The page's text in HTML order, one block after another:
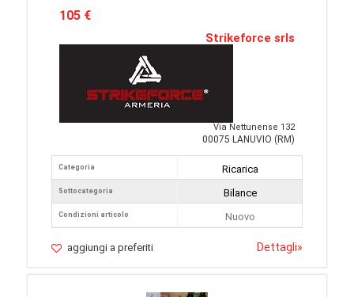
105 €
Strikeforce srls
Via Nettunense 132
00075 LANUVIO (RM)
Categoria
Sottocategoria
Condizioni articolo
Ricarica
Bilance
Nuovo
aggiungi a preferiti Dettagli»